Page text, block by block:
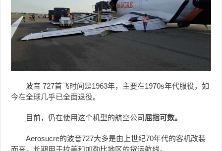
波音 727首飞时间是1963年，主要在1970s年代服役，如
今在全球几乎已全面退役。
目前，仍在使用这个机型的航空公司屈指可数。
Aerosucre的波音727大多是由上世纪70年代的客机改装
而来，长期用于拉美和加勒比地区的货运航线。